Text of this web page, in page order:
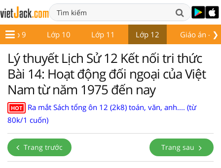
❯
Lớp 9 Lớp 10 Lớp 11 Lớp 12 Giáo án -
Lý thuyết Lịch Sử 12 Kết nối tri thức
Bài 14: Hoạt động đối ngoại của Việt
Nam từ năm 1975 đến nay
HOT
Ra mắt Sách tổng ôn 12 (2k8) toán, văn, anh.... (từ
80k/1 cuốn)
Trang trước Trang sau